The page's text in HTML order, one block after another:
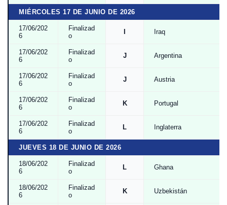
MIÉRCOLES 17 DE JUNIO DE 2026
17/06/202
6
Finalizad
o
Iraq
17/06/202
6
Finalizad
o
J Argentina
17/06/202
6
Finalizad
o
J Austria
17/06/202
6
Finalizad
o
K Portugal
17/06/202
6
Finalizad
o
L Inglaterra
JUEVES 18 DE JUNIO DE 2026
18/06/202
6
Finalizad
o
L Ghana
18/06/202
6
Finalizad
o
K Uzbekistán